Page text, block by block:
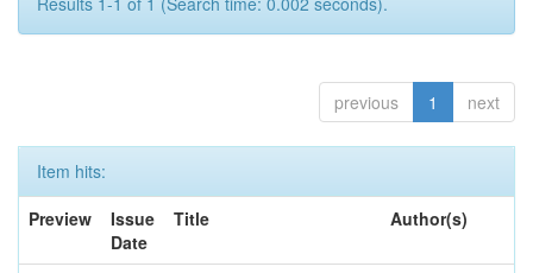
previous 1 next
Item hits:
Preview
Issue
Date
Title Author(s)